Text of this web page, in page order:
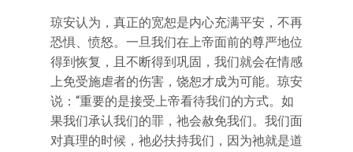
琼安认为，真正的宽恕是内心充满平安，不再
恐惧、愤怒。一旦我们在上帝面前的尊严地位
得到恢复，且不断得到巩固，我们就会在情感
上免受施虐者的伤害，饶恕才成为可能。琼安
说：“重要的是接受上帝看待我们的方式。如
果我们承认我们的罪，祂会赦免我们。我们面
对真理的时候，祂必扶持我们，因为祂就是道